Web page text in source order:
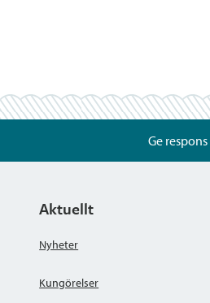
Ge respons
Aktuellt
Nyheter
Kungörelser